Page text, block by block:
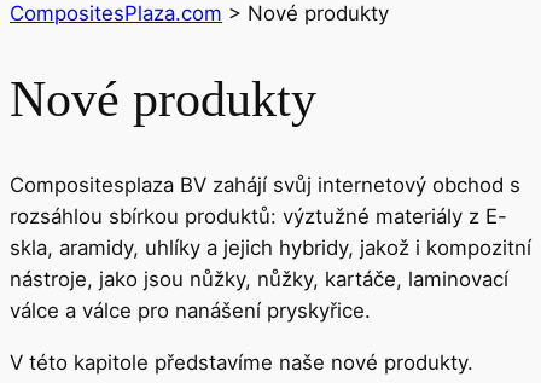
CompositesPlaza.com > Nové produkty
Nové produkty
Compositesplaza BV zahájí svůj internetový obchod s
rozsáhlou sbírkou produktů: výztužné materiály z E-
skla, aramidy, uhlíky a jejich hybridy, jakož i kompozitní
nástroje, jako jsou nůžky, nůžky, kartáče, laminovací
válce a válce pro nanášení pryskyřice.
V této kapitole představíme naše nové produkty.